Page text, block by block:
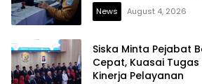
News August 4, 2026
Siska Minta Pejabat
Cepat, Kuasai
Kinerja Pelayanan